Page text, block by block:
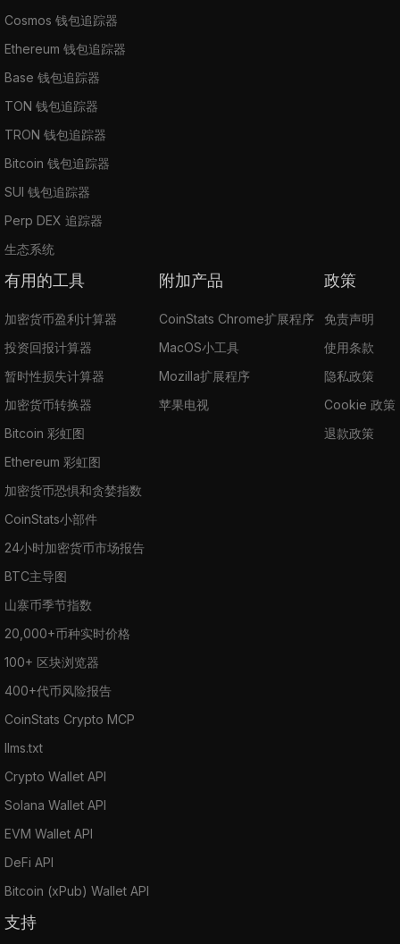
Cosmos 钱包追踪器
Ethereum 钱包追踪器
Base 钱包追踪器
TON 钱包追踪器
TRON 钱包追踪器
Bitcoin 钱包追踪器
SUI 钱包追踪器
Perp DEX 追踪器
生态系统
有用的工具
加密货币盈利计算器
投资回报计算器
暂时性损失计算器
加密货币转换器
Bitcoin 彩虹图
Ethereum 彩虹图
加密货币恐惧和贪婪指数
CoinStats小部件
24小时加密货币市场报告
BTC主导图
山寨币季节指数
20,000+币种实时价格
100+ 区块浏览器
400+代币风险报告
CoinStats Crypto MCP
llms.txt
Crypto Wallet API
Solana Wallet API
EVM Wallet API
DeFi API
Bitcoin (xPub) Wallet API
附加产品
CoinStats Chrome扩展程序
MacOS小工具
Mozilla扩展程序
苹果电视
政策
免责声明
使用条款
隐私政策
Cookie 政策
退款政策
支持